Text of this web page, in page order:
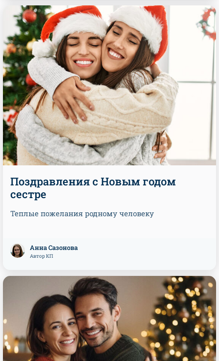
Поздравления с Новым годом
сестре
Теплые пожелания родному человеку
Анна Сазонова
Автор КП